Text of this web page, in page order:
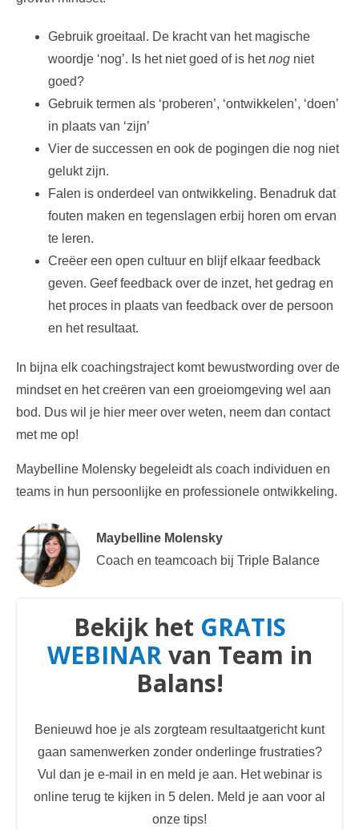
Gebruik groeitaal. De kracht van het magische
woordje ‘nog’. Is het niet goed of is hetnog niet
goed?
Gebruik termen als ‘proberen’, ‘ontwikkelen’, ‘doen’
in plaats van ‘zijn’
Vier de successen en ook de pogingen die nog niet
gelukt zijn.
Falen is onderdeel van ontwikkeling. Benadruk dat
fouten maken en tegenslagen erbij horen om ervan
te leren.
Creëer een open cultuur en blijf elkaar feedback
geven. Geef feedback over de inzet, het gedrag en
het proces in plaats van feedback over de persoon
en het resultaat.
In bijna elk coachingstrajectkomt bewustwording over de
mindset en het creëren van een groeiomgeving wel aan
bod. Dus wil je hier meer over weten, neem dan contact
met me op!
Maybelline Molensky begeleidt als coach individuen en
teams in hun persoonlijke en professionele ontwikkeling.
Maybelline Molensky
Coach en teamcoach bij Triple Balance
Bekijk het GRATIS
WEBINARvan Team in
Balans!
Benieuwd hoe je als zorgteam resultaatgericht kunt
gaan samenwerken zonder onderlinge frustraties?
Vul dan je e-mail in en meld je aan. Het webinar is
online terug te kijken in 5 delen. Meld je aan voor al
onze tips!